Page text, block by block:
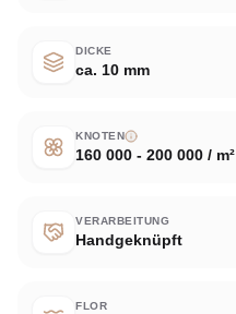
DICKE
ca. 10 mm
KNOTEN
160 000 - 200 000 / m²
VERARBEITUNG
Handgeknüpft
FLOR